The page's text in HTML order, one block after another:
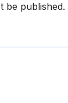
be published.